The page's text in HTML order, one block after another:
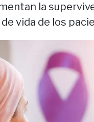
la
vida de los